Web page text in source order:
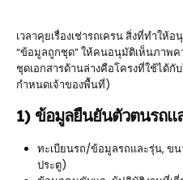
เวลาคุยเรื่องเช่ารถเครน สิ่งที่ทำให้
“ข้อมูลถูกชุด” ให้คนอนุมัติเห็นภาพค
ชุดเอกสารด้านล่างคือโครงที่ใช้ได้
กำหนดเจ้าของพื้นที่)
1) ข้อมูลยืนยันตัวตนรถแ
ทะเบียนรถ/ข้อมูลรถและรุ่น, ข
ประตู)